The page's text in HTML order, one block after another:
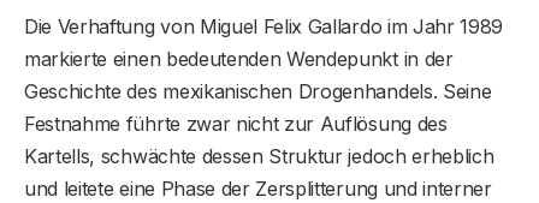
Die Verhaftung von Miguel Felix Gallardo im Jahr 1989
markierte einen bedeutenden Wendepunkt in der
Geschichte des mexikanischen Drogenhandels. Seine
Festnahme führte zwar nicht zur Auflösung des
Kartells, schwächte dessen Struktur jedoch erheblich
und leitete eine Phase der Zersplitterung und interner